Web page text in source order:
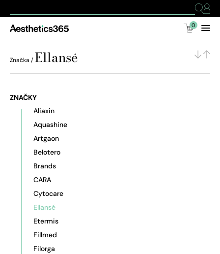
0
Značka /Ellansé
ZNAČKY
Aliaxin
Aquashine
Artgaon
Belotero
Brands
CARA
Cytocare
Ellansé
Etermis
Fillmed
Filorga